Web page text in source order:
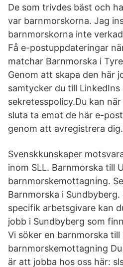
De som trivdes bäst och
var barnmorskorna. Jag
barnmorskorna inte
Få e-postuppdateringar
matchar Barnmorska i
Genom att skapa den här
samtycker du till
sekretesspolicy.Du kan
sluta ta emot de här e-
genom att avregistrera dig.
Svenskkunskaper
inom SLL. Barnmorska till
barnmorskemottagning.
Barnmorska i
specifik arbetsgivare kan
jobb i Sundbyberg som
Vi söker en barnmorska till
barnmorskemottagning
är att jobba hos oss här: